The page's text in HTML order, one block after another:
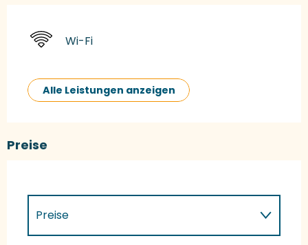
Wi-Fi
Alle Leistungen anzeigen
Preise
Preise